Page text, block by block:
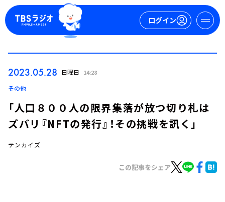
ログイン
2023.05.28 日曜日 14:28
その他
「人口８００人の限界集落が放つ切り札は
ズバリ『NFTの発行』！その挑戦を訊く」
テンカイズ
この記事をシェア